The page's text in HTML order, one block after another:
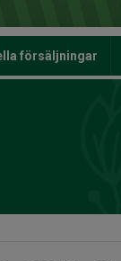
försäljningar